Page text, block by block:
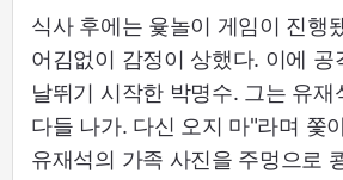
식사 후에는 윷놀이 게임이 진행
어김없이 감정이 상했다. 이에 공
날뛰기 시작한 박명수. 그는 유재
다들 나가. 다신 오지 마"라며 쫓
유재석의 가족 사진을 주멍으로